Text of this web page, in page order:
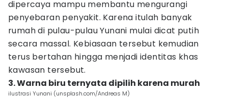
dipercaya mampu membantu mengurangi
penyebaran penyakit. Karena itulah banyak
rumah di pulau-pulau Yunani mulai dicat putih
secara massal. Kebiasaan tersebut kemudian
terus bertahan hingga menjadi identitas khas
kawasan tersebut.
3. Warna biru ternyata dipilih karena murah
ilustrasi Yunani (unsplash.com/Andreas M)